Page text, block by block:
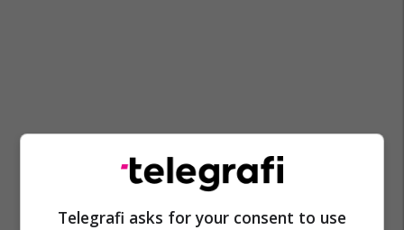
Turqi Idlib Proteza Këmbët Stamboll
Siria
Telegrafi asks for your consent to use